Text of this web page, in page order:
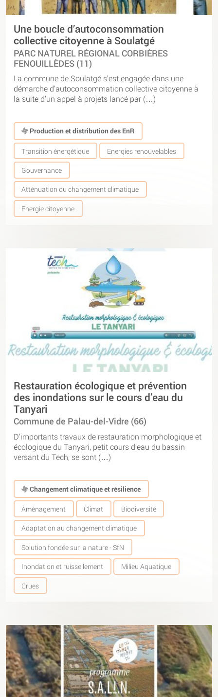
Une boucle d’autoconsommation
collective citoyenne à Soulatgé
PARC NATUREL RÉGIONAL CORBIÈRES
FENOUILLÈDES (11)
La commune de Soulatgé s’est engagée dans une
démarche d’autoconsommation collective citoyenne à
la suite d’un appel à projets lancé par (…)
Production et distribution des EnR
Transition énergétique Energies renouvelables
Gouvernance
Atténuation du changement climatique
Energie citoyenne
Restauration écologique et prévention
des inondations sur le cours d’eau du
Tanyari
Commune de Palau-del-Vidre (66)
D’importants travaux de restauration morphologique et
écologique du Tanyari, petit cours d’eau du bassin
versant du Tech, se sont (…)
Changement climatique et résilience
Aménagement Climat Biodiversité
Adaptation au changement climatique
Solution fondée sur la nature - SfN
Inondation et ruissellement Milieu Aquatique
Crues